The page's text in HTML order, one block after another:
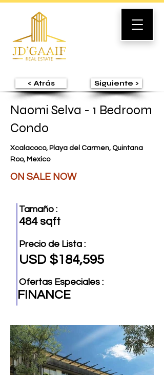
< Atrás Siguiente >
Naomi Selva - 1 Bedroom
Condo
Xcalacoco, Playa del Carmen, Quintana
Roo, Mexico
ON SALE NOW
Tamaño :
484 sqft
Precio de Lista :
USD $184,595
Ofertas Especiales :
FINANCE